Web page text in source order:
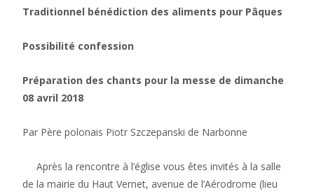
Traditionnel bénédiction des aliments pour Pâques
Possibilité confession
Préparation des chants pour la messe de dimanche
08 avril 2018
Par Père polonais Piotr Szczepanski de Narbonne
Après la rencontre à l’église vous êtes invités à la salle
de la mairie du Haut Vernet, avenue de l’Aérodrome (lieu